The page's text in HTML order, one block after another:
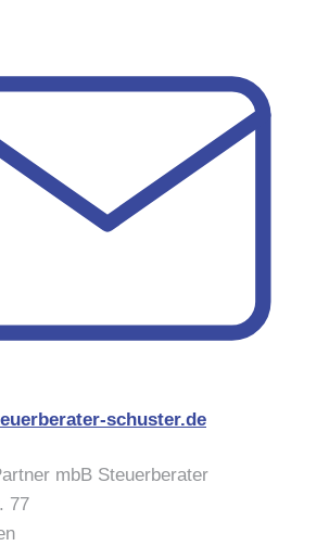
schuster.de
mbB Steuerberater
77